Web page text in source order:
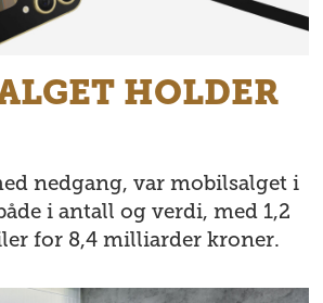
HOLDER
nedgang, var mobilsalget i
i antall og verdi, med 1,2
for 8,4 milliarder kroner.